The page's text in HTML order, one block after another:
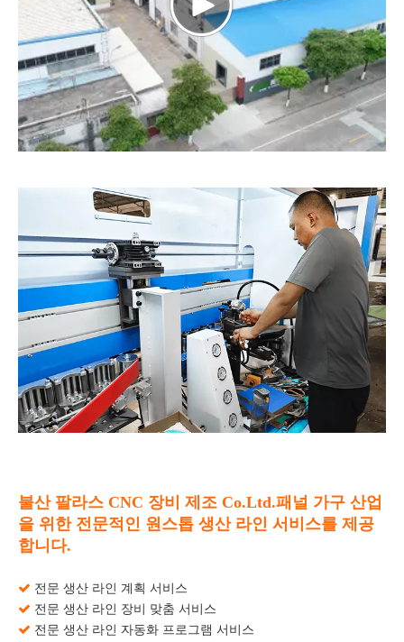
불산 팔라스 CNC 장비 제조 Co.Ltd.패널 가구 산업
을 위한 전문적인 원스톱 생산 라인 서비스를 제공
합니다.
 전문 생산 라인 계획 서비스
 전문 생산 라인 장비 맞춤 서비스
 전문 생산 라인 자동화 프로그램 서비스